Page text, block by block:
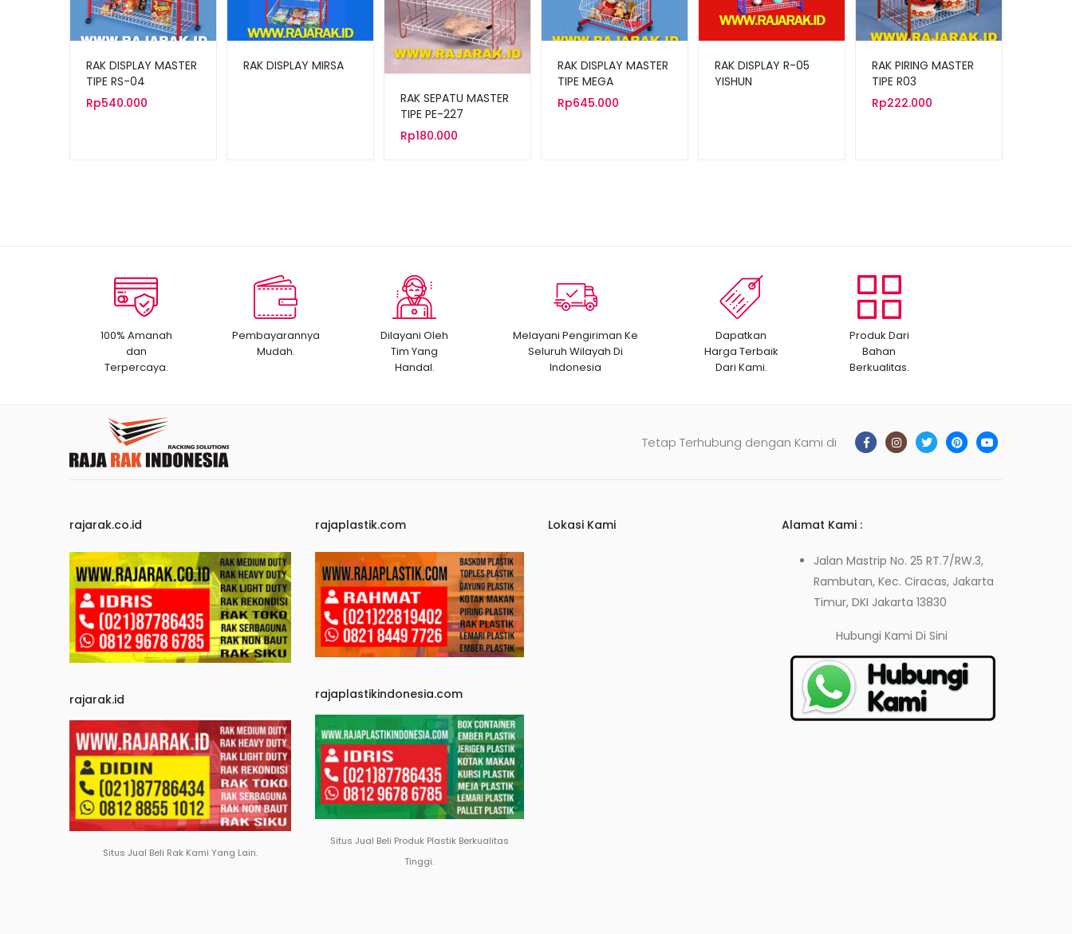
RAK DISPLAY MASTER
TIPE RS-04
Rp540.000
RAK DISPLAY MIRSA
RAK SEPATU MASTER
TIPE PE-227
Rp180.000
RAK DISPLAY MASTER
TIPE MEGA
Rp645.000
RAK DISPLAY R-05
YISHUN
RAK PIRING MASTER
TIPE R03
Rp222.000
100% Amanah
dan
Terpercaya.
Pembayarannya
Mudah.
Dilayani Oleh
Tim Yang
Handal.
Melayani Pengiriman Ke
Seluruh Wilayah Di
Indonesia
Dapatkan
Harga Terbaik
Dari Kami.
Produk Dari
Bahan
Berkualitas.
Tetap Terhubung dengan Kami di
rajarak.co.id
rajarak.id
Situs Jual Beli Rak Kami Yang Lain.
rajaplastik.com
rajaplastikindonesia.com
Situs Jual Beli Produk Plastik Berkualitas
Tinggi.
Lokasi Kami Alamat Kami :
Jalan Mastrip No. 25 RT.7/RW.3,
Rambutan, Kec. Ciracas, Jakarta
Timur, DKI Jakarta 13830
Hubungi KamiDi Sini